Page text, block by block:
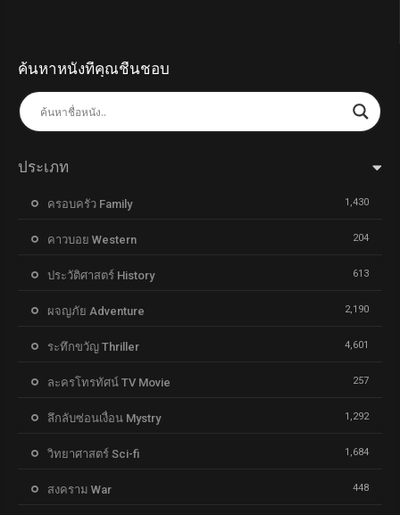
ค้นหาหนังที่คุณชื่นชอบ
ประเภท
ครอบครัว Family 1,430
คาวบอย Western 204
ประวัติศาสตร์ History 613
ผจญภัย Adventure 2,190
ระทึกขวัญ Thriller 4,601
ละครโทรทัศน์ TV Movie 257
ลึกลับซ่อนเงื่อน Mystry 1,292
วิทยาศาสตร์ Sci-fi 1,684
สงคราม War 448